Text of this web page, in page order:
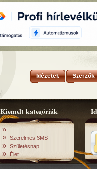
Idézetek Szerzők
Kiemelt kategóriák
»
» Szerelmes SMS
» Születésnap
» Élet